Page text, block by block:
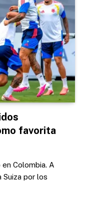
favorita
Colombia. A
por los